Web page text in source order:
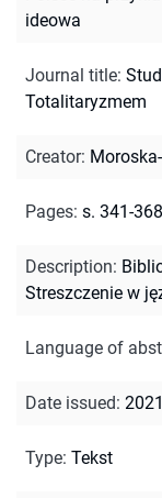
ideowa
Journal title:
Totalitaryzmem
Creator:
Pages: s. 341-368
Description:
Streszczenie w
Language of
Date issued: 2021
Type: Tekst